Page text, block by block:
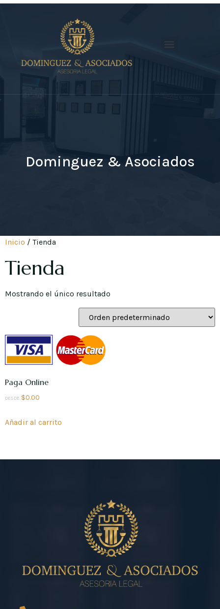
Dominguez & Asociados
Inicio / Tienda
Tienda
Mostrando el único resultado
Paga Online
DESDE: $0.00
Añadir al carrito